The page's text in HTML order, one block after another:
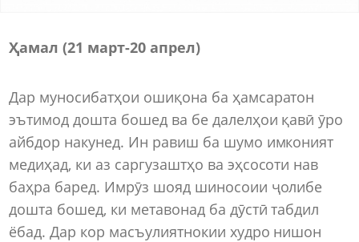
Ҳамал (21 март-20 апрел)
Дар муносибатҳои ошиқона ба ҳамсаратон
эътимод дошта бошед ва бе далелҳои қавӣ ӯро
айбдор накунед. Ин равиш ба шумо имконият
медиҳад, ки аз саргузаштҳо ва эҳсосоти нав
баҳра баред. Имрӯз шояд шиносоии ҷолибе
дошта бошед, ки метавонад ба дӯстӣ табдил
ёбад. Дар кор масъулиятнокии худро нишон